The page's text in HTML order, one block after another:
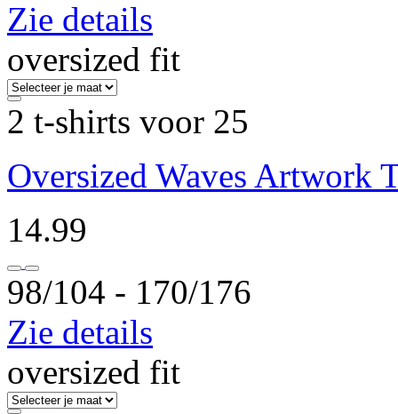
Zie details
oversized fit
2 t-shirts voor 25
Oversized Waves Artwork
14.99
98/104 ‐ 170/176
Zie details
oversized fit